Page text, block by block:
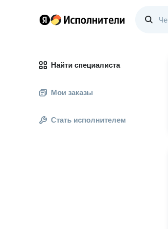
Найти специалиста
Мои заказы
Стать исполнителем